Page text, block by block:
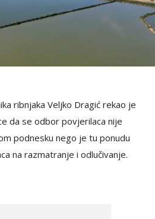
ribnjaka Veljko Dragić rekao je
da se odbor povjerilaca nije
podnesku nego je tu ponudu
na razmatranje i odlučivanje.